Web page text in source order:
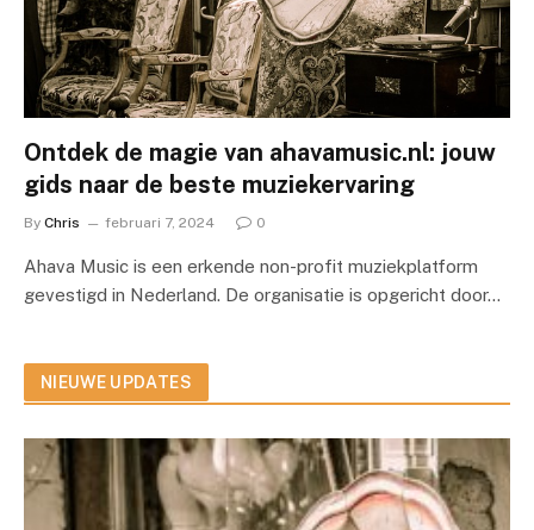
Ontdek de magie van ahavamusic.nl: jouw
gids naar de beste muziekervaring
By Chris februari 7, 2024 0
Ahava Music is een erkende non-profit muziekplatform
gevestigd in Nederland. De organisatie is opgericht door…
NIEUWE UPDATES